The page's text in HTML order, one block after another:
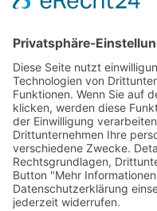
mehr erfahren
Ist Ihre Frage nicht
Kontakt zu uns auf!
Kontaktseite
Wimmer IT GmbH & Co.
In der Büg 7
91330 Eggolsheim